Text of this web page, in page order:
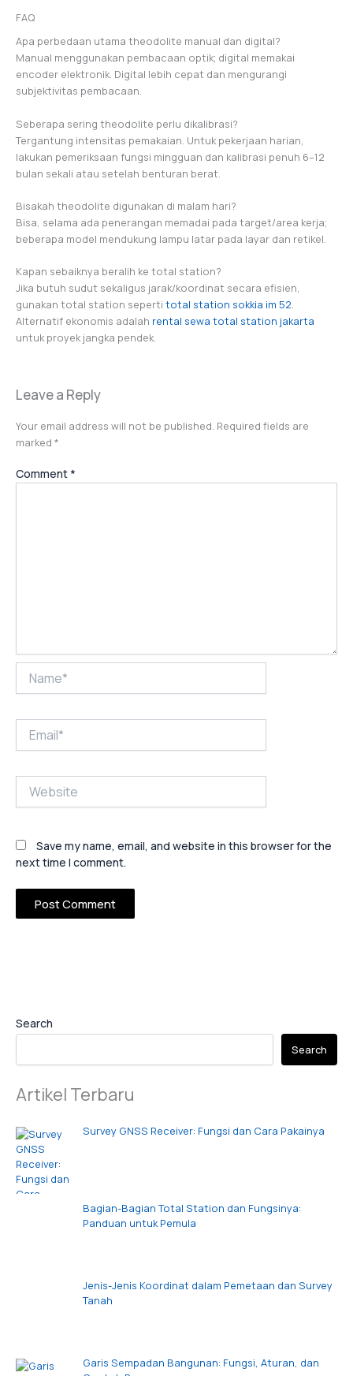
Search
Search
Artikel Terbaru
Survey GNSS Receiver: Fungsi dan Cara Pakainya
Bagian-Bagian Total Station dan Fungsinya:
Panduan untuk Pemula
Jenis-Jenis Koordinat dalam Pemetaan dan Survey
Tanah
Garis Sempadan Bangunan: Fungsi, Aturan, dan
FAQ
Apa perbedaan utama theodolite manual dan digital?
Manual menggunakan pembacaan optik; digital memakai
encoder elektronik. Digital lebih cepat dan mengurangi
subjektivitas pembacaan.
Seberapa sering theodolite perlu dikalibrasi?
Tergantung intensitas pemakaian. Untuk pekerjaan harian,
lakukan pemeriksaan fungsi mingguan dan kalibrasi penuh 6–12
bulan sekali atau setelah benturan berat.
Bisakah theodolite digunakan di malam hari?
Bisa, selama ada penerangan memadai pada target/area kerja;
beberapa model mendukung lampu latar pada layar dan retikel.
Kapan sebaiknya beralih ke total station?
Jika butuh sudut sekaligus jarak/koordinat secara efisien,
gunakan total station seperti total station sokkia im 52.
Alternatif ekonomis adalah rental sewa total station jakarta
untuk proyek jangka pendek.
Leave a Reply
Your email address will not be published. Required fields are
marked *
Comment *
Save my name, email, and website in this browser for the
next time I comment.